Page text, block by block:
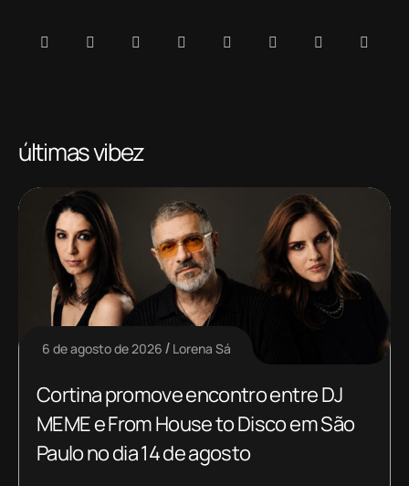
últimas vibez
6 de agosto de 2026 Lorena Sá
Cortina promove encontro entre DJ
MEME e From House to Disco em São
Paulo no dia 14 de agosto